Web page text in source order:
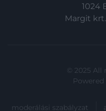
1024
Margit krt.
© 2025 All
Powered
moderálási szabályzat